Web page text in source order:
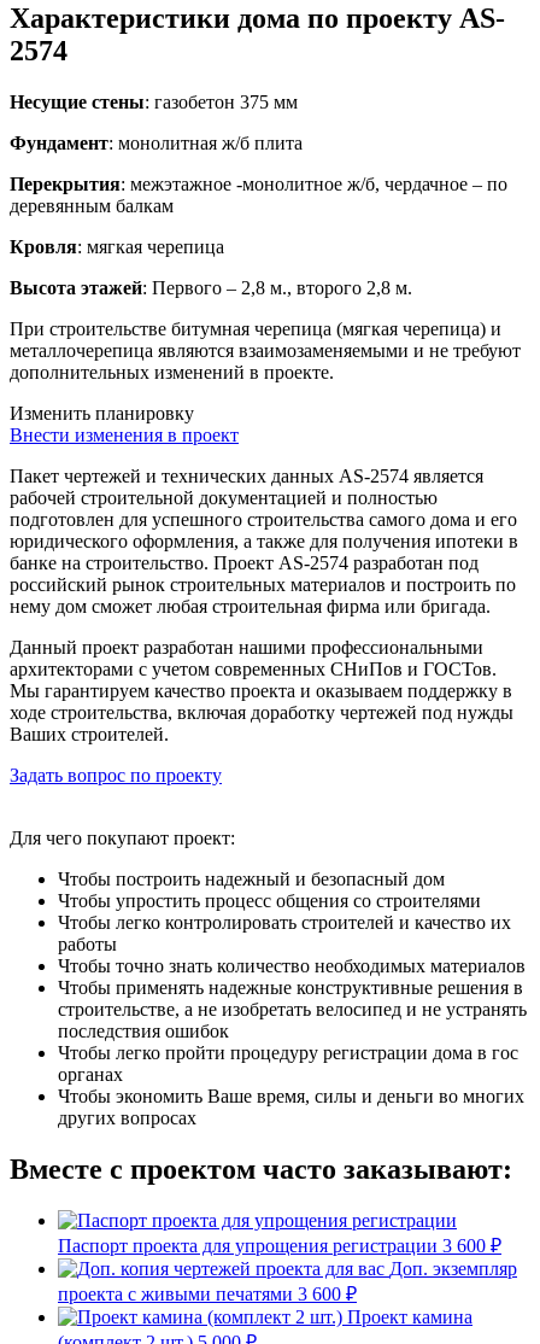
Характеристики дома по проекту AS-
2574
Несущие стены: газобетон 375 мм
Фундамент: монолитная ж/б плита
Перекрытия: межэтажное -монолитное ж/б, чердачное – по
деревянным балкам
Кровля: мягкая черепица
Высота этажей: Первого – 2,8 м., второго 2,8 м.
При строительстве битумная черепица (мягкая черепица) и
металлочерепица являются взаимозаменяемыми и не требуют
дополнительных изменений в проекте.
Изменить планировку
Внести изменения в проект
Пакет чертежей и технических данных AS-2574 является
рабочей строительной документацией и полностью
подготовлен для успешного строительства самого дома и его
юридического оформления, а также для получения ипотеки в
банке на строительство. Проект AS-2574 разработан под
российский рынок строительных материалов и построить по
нему дом сможет любая строительная фирма или бригада.
Данный проект разработан нашими профессиональными
архитекторами с учетом современных СНиПов и ГОСТов.
Мы гарантируем качество проекта и оказываем поддержку в
ходе строительства, включая доработку чертежей под нужды
Ваших строителей.
Задать вопрос по проекту
Для чего покупают проект:
Чтобы построить надежный и безопасный дом
Чтобы упростить процесс общения со строителями
Чтобы легко контролировать строителей и качество их
работы
Чтобы точно знать количество необходимых материалов
Чтобы применять надежные конструктивные решения в
строительстве, а не изобретать велосипед и не устранять
последствия ошибок
Чтобы легко пройти процедуру регистрации дома в гос
органах
Чтобы экономить Ваше время, силы и деньги во многих
других вопросах
Вместе с проектом часто заказывают:
Паспорт проекта для упрощения регистрации 3 600 ₽
Доп. экземпляр
проекта с живыми печатями 3 600 ₽
Проект камина